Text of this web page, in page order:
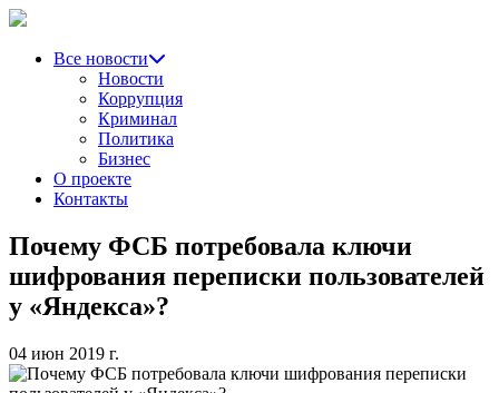
Все новости
Новости
Коррупция
Криминал
Политика
Бизнес
О проекте
Контакты
Почему ФСБ потребовала ключи
шифрования переписки пользователей
у «Яндекса»?
04 июн 2019 г.